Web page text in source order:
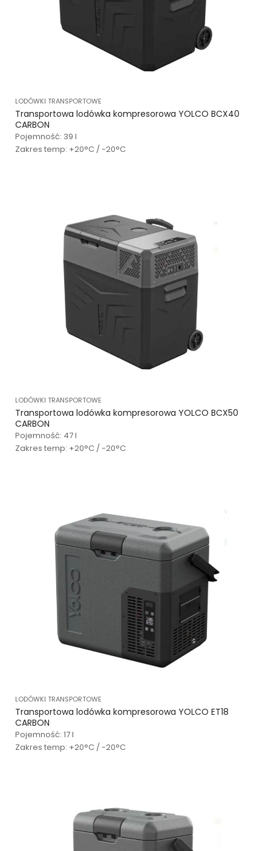
LODÓWKI TRANSPORTOWE
Transportowa lodówka kompresorowa YOLCO BCX40
CARBON
Pojemność: 39 l
Zakres temp: +20°C / -20°C
LODÓWKI TRANSPORTOWE
Transportowa lodówka kompresorowa YOLCO BCX50
CARBON
Pojemność: 47 l
Zakres temp: +20°C / -20°C
LODÓWKI TRANSPORTOWE
Transportowa lodówka kompresorowa YOLCO ET18
CARBON
Pojemność: 17 l
Zakres temp: +20°C / -20°C